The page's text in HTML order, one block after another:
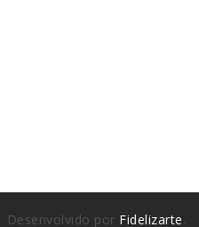
Desenvolvido por Fidelizarte.